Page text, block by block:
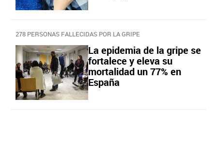
278 PERSONAS FALLECIDAS POR LA GRIPE
La epidemia de la gripe se
fortalece y eleva su
mortalidad un 77% en
España